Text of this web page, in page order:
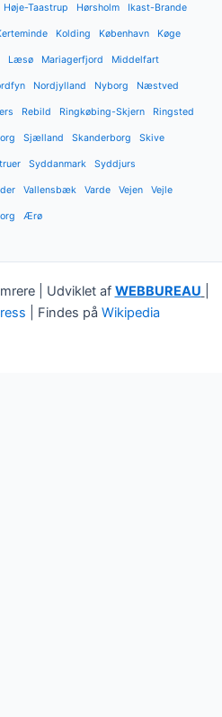
Høje-Taastrup Hørsholm Ikast-Brande
Kolding København Køge
Læsø Mariagerfjord Middelfart
Nordjylland Nyborg Næstved
Rebild Ringkøbing-Skjern Ringsted
Sjælland Skanderborg Skive
Syddanmark Syddjurs
Vallensbæk Varde Vejen Vejle
Ærø
| Udviklet af WEBBUREAU
| Findes på Wikipedia